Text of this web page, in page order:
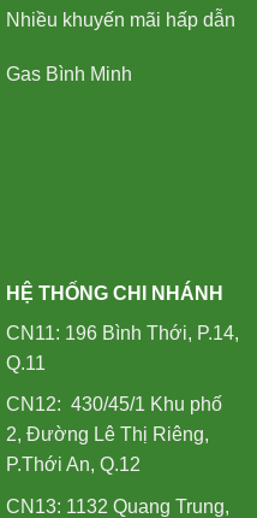
Nhiều khuyến mãi hấp dẫn
Gas Bình Minh
HỆ THỐNG CHI NHÁNH
CN11: 196 Bình Thới, P.14,
Q.11
CN12: 430/45/1 Khu phố
2, Đường Lê Thị Riêng,
P.Thới An, Q.12
CN13: 1132 Quang Trung,